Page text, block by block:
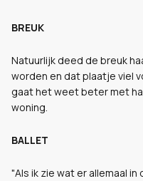
BREUK
Natuurlijk deed de breuk
worden en dat plaatje viel
gaat het weet beter met
woning.
BALLET
"Als ik zie wat er allemaal